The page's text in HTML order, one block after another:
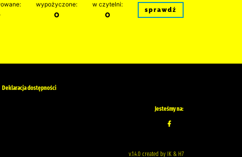
wypożyczone:
0
w czytelni:
0 sprawdź
Deklaracja dostępności
Jesteśmy na:
v.1.4.0 created by IK & H7